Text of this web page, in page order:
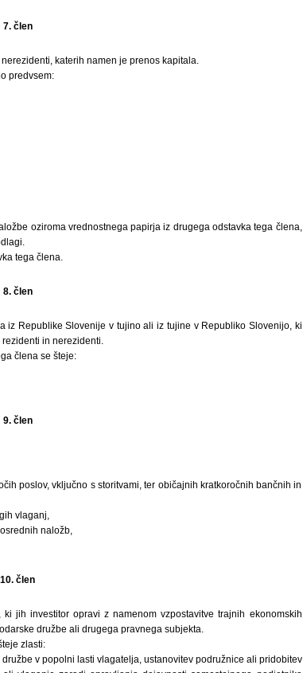
7. člen
katerih namen je prenos kapitala.
predvsem:
oziroma vrednostnega papirja iz drugega odstavka tega člena,
tega člena.
8. člen
iz Republike Slovenije v tujino ali iz tujine v Republiko Slovenijo, ki
in nerezidenti.
člena se šteje:
9. člen
poslov, vključno s storitvami, ter običajnih kratkoročnih bančnih in
vlaganj,
naložb,
10. člen
jih investitor opravi z namenom vzpostavitve trajnih ekonomskih
družbe ali drugega pravnega subjekta.
zlasti:
v popolni lasti vlagatelja, ustanovitev podružnice ali pridobitev